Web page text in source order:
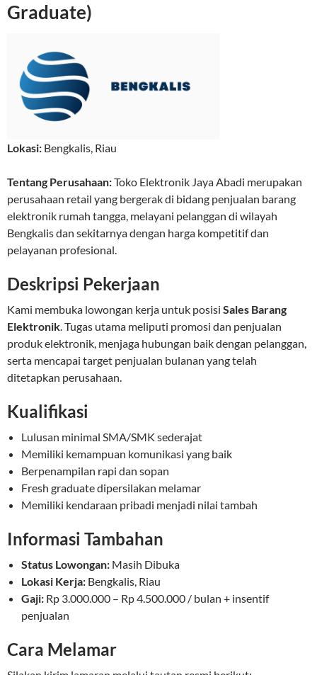
Graduate)
Lokasi: Bengkalis, Riau
Tentang Perusahaan:Toko Elektronik Jaya Abadi merupakan
perusahaan retail yang bergerak di bidang penjualan barang
elektronik rumah tangga, melayani pelanggan di wilayah
Bengkalis dan sekitarnya dengan harga kompetitif dan
pelayanan profesional.
Deskripsi Pekerjaan
Kami membuka lowongan kerja untuk posisi Sales Barang
Elektronik. Tugas utama meliputi promosi dan penjualan
produk elektronik, menjaga hubungan baik dengan pelanggan,
serta mencapai target penjualan bulanan yang telah
ditetapkan perusahaan.
Kualifikasi
Lulusan minimal SMA/SMK sederajat
Memiliki kemampuan komunikasi yang baik
Berpenampilan rapi dan sopan
Fresh graduate dipersilakan melamar
Memiliki kendaraan pribadi menjadi nilai tambah
Informasi Tambahan
Status Lowongan: Masih Dibuka
Lokasi Kerja: Bengkalis, Riau
Gaji: Rp 3.000.000 – Rp 4.500.000 / bulan + insentif
penjualan
Cara Melamar